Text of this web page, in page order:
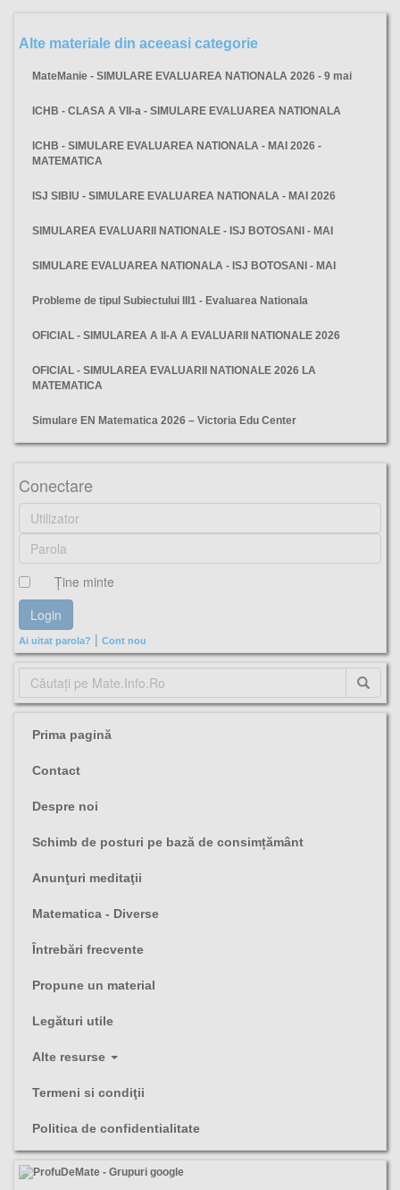
Alte materiale din aceeasi categorie
MateManie - SIMULARE EVALUAREA NATIONALA 2026 - 9 mai
ICHB - CLASA A VII-a - SIMULARE EVALUAREA NATIONALA
ICHB - SIMULARE EVALUAREA NATIONALA - MAI 2026 -
MATEMATICA
ISJ SIBIU - SIMULARE EVALUAREA NATIONALA - MAI 2026
SIMULAREA EVALUARII NATIONALE - ISJ BOTOSANI - MAI
SIMULARE EVALUAREA NATIONALA - ISJ BOTOSANI - MAI
Probleme de tipul Subiectului III1 - Evaluarea Nationala
OFICIAL - SIMULAREA A II-A A EVALUARII NATIONALE 2026
OFICIAL - SIMULAREA EVALUARII NATIONALE 2026 LA
MATEMATICA
Simulare EN Matematica 2026 – Victoria Edu Center
Conectare
Ţine minte
Ai uitat parola? | Cont nou
Prima pagină
Contact
Despre noi
Schimb de posturi pe bază de consimțământ
Anunţuri meditaţii
Matematica - Diverse
Întrebări frecvente
Propune un material
Legături utile
Alte resurse
Termeni si condiţii
Politica de confidentialitate